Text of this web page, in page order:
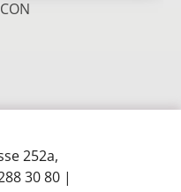
252a,
30 80 |